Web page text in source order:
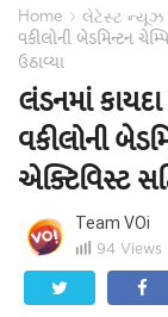
Home › લેટેસ્ટ ન્યૂઝ
વકીલોની બેડમિન્ટન
ઉઠાવ્યા
લંડનમાં
વકીલોની
એક્ટિવિસ્ટ
Team VOi
94 Views